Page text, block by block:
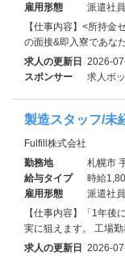
雇用形態
派遣社員
【仕事内容】<所持金
の面接&即入寮であな
求人の更新日 2026-
スポンサー
求人ボ
製造スタッフ/未
Fulfill株式会社
勤務地
札幌市
給与タイプ
時給
雇用形態
派遣社員
【仕事内容】「1年後
実に狙えます。 工場
求人の更新日 2026-